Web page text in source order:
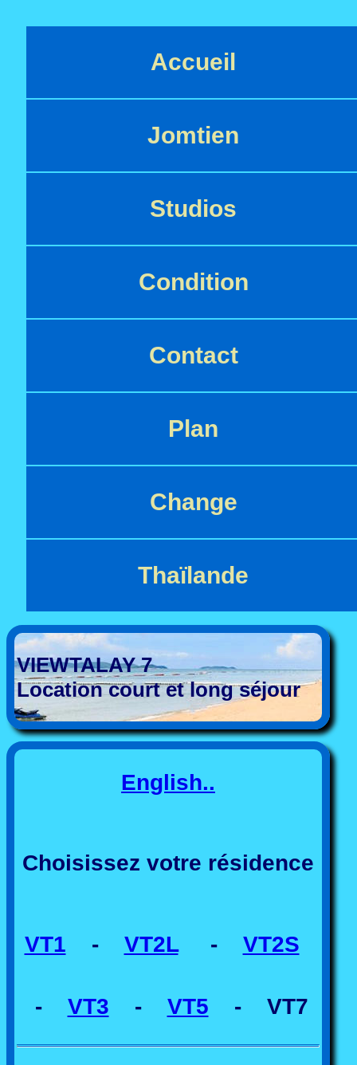
Accueil
Jomtien
Studios
Condition
Contact
Plan
Change
Thaïlande
VIEWTALAY 7
Location court et long séjour
English..
Choisissez votre résidence
VT1 - VT2L- VT2S
- VT3 - VT5 - VT7